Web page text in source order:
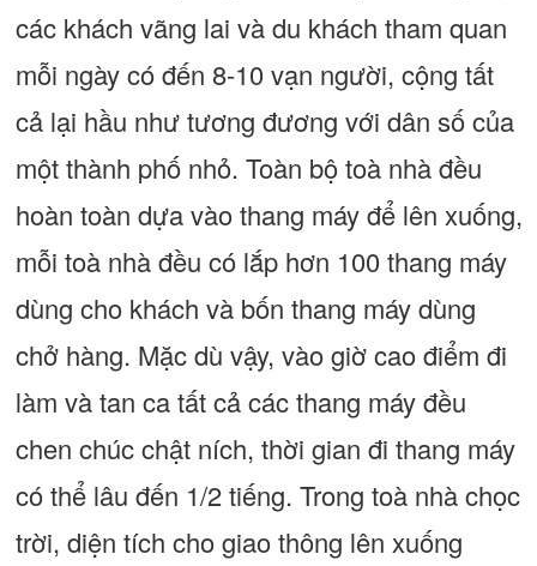
các khách vãng lai và du khách tham quan
mỗi ngày có đến 8-10 vạn người, cộng tất
cả lại hầu như tương đương với dân số của
một thành phố nhỏ. Toàn bộ toà nhà đều
hoàn toàn dựa vào thang máy để lên xuống,
mỗi toà nhà đều có lắp hơn 100 thang máy
dùng cho khách và bốn thang máy dùng
chở hàng. Mặc dù vậy, vào giờ cao điểm đi
làm và tan ca tất cả các thang máy đều
chen chúc chật ních, thời gian đi thang máy
có thể lâu đến 1/2 tiếng. Trong toà nhà chọc
trời, diện tích cho giao thông lên xuống